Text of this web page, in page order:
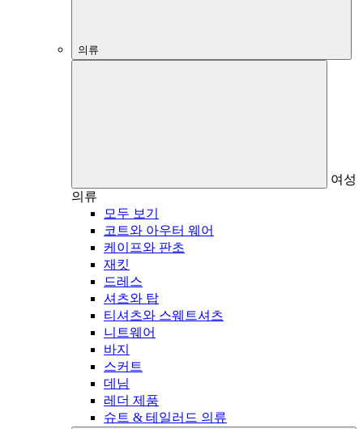
의류
여성
의류
모두 보기
코트와 아우터 웨어
케이프와 판초
재킷
드레스
셔츠와 탑
티셔츠와 스웨트셔츠
니트웨어
바지
스커트
데님
레더 제품
슈트 & 테일러드 의류